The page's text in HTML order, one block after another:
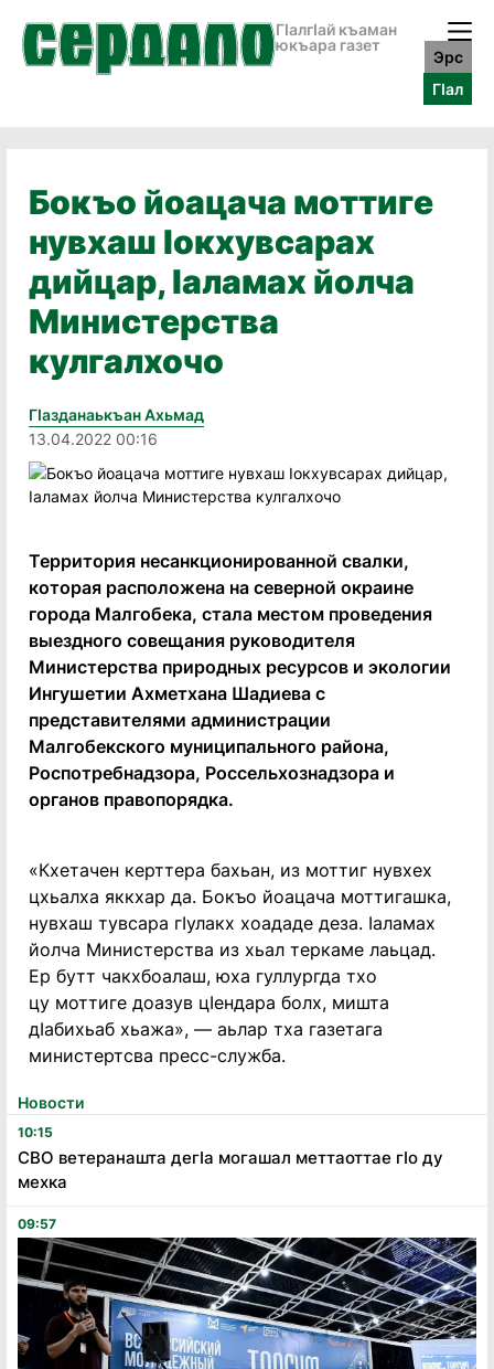
ГӀалгӀай къаман
юкъара газет
Эрс
ГӀал
Новости
10:15
СВО ветеранашта дегӏа могашал меттаоттае гӏо ду
мехка
09:57
Бокъо йоацача моттиге
нувхаш Iокхувсарах
дийцар, Iаламах йолча
Министерства
кулгалхочо
Гӏазданаькъан Ахьмад
13.04.2022 00:16
Территория несанкционированной свалки,
которая расположена на северной окраине
города Малгобека, стала местом проведения
выездного совещания руководителя
Министерства природных ресурсов и экологии
Ингушетии Ахметхана Шадиева с
представителями администрации
Малгобекского муниципального района,
Роспотребнадзора, Россельхознадзора и
органов правопорядка.
«Кхетачен керттера бахьан, из моттиг нувхех
цхьалха яккхар да. Бокъо йоацача моттигашка,
нувхаш тувсара гIулакх хоададе деза. Iаламах
йолча Министерства из хьал теркаме лаьцад.
Ер бутт чакхбоалаш, юха гуллургда тхо
цу моттиге доазув цIендара болх, мишта
дIабихьаб хьажа», — аьлар тха газетага
министертсва пресс-служба.